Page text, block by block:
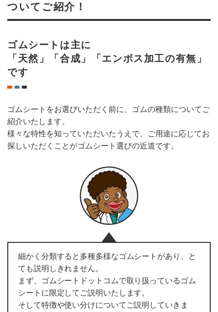
ついてご紹介！
ゴムシートは主に
「天然」「合成」「エンボス加工の有無」
です
ゴムシートをお選びいただく前に、ゴムの種類についてご
紹介いたします。
様々な特性を知っていただいたうえで、ご用途に応じてお
探しいただくことがゴムシート選びの近道です。
細かく分類すると多種多様なゴムシートがあり、と
ても説明しきれません。
まず、ゴムシートドットコムで取り扱っているゴム
シートに限定してご説明いたします。
そして特徴や使い分けについてご説明していきま